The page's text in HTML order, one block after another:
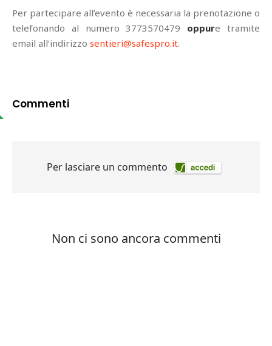
Per partecipare all’evento è necessaria la prenotazione o
telefonando al numero 3773570479 oppure tramite
email all’indirizzo sentieri@safespro.it.
Commenti